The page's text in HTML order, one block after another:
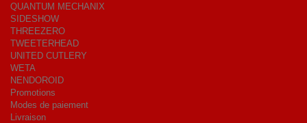
QUANTUM MECHANIX
SIDESHOW
THREEZERO
TWEETERHEAD
UNITED CUTLERY
WETA
NENDOROID
Promotions
Modes de paiement
Livraison